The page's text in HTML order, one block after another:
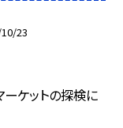
23
ーケットの探検に